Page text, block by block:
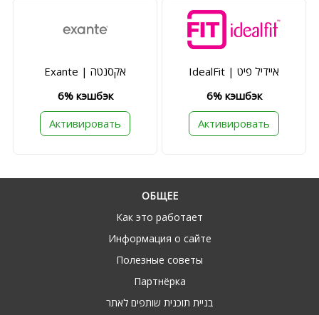
Exante | אקסנטה
6% кэшбэк
Активировать
IdealFit | איידיל פיט
6% кэшбэк
Активировать
ОБЩЕЕ
Как это работает
Информация о сайте
Полезные советы
Партнёрка
בניית תוכנית שותפים לאתר